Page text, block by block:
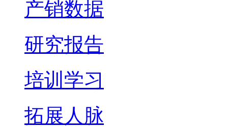
产销数据
研究报告
培训学习
拓展人脉